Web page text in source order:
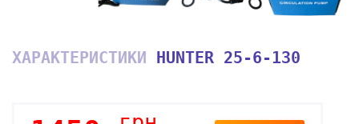
ХАРАКТЕРИСТИКИ HUNTER 25-6-130